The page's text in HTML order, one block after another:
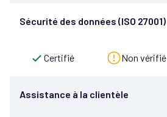
Sécurité des données (ISO 27001)
Certifié Non vérifié
Assistance à la clientèle